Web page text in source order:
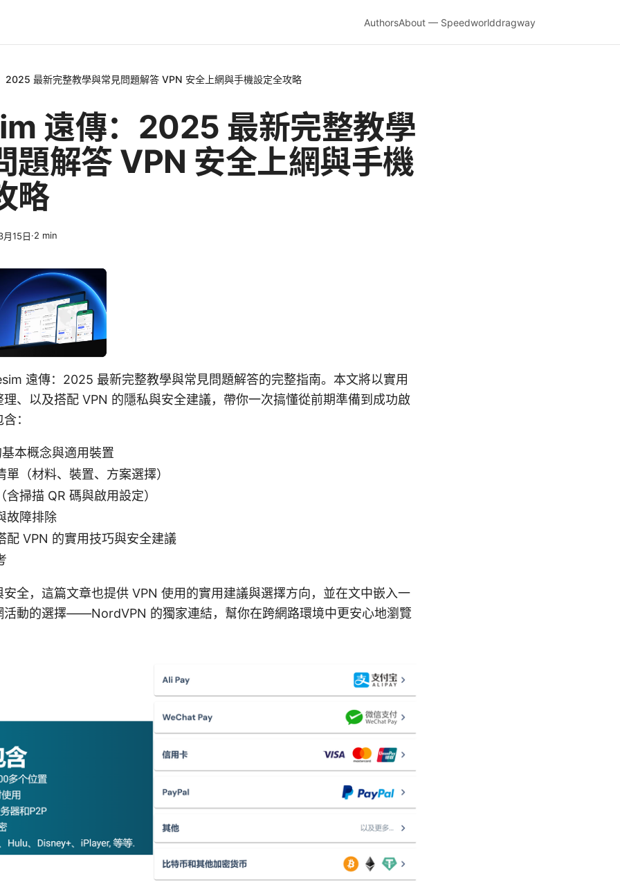
AuthorsAbout — Speedworlddragway
2025 最新完整教學與常見問題解答 VPN 安全上網與手機設定全攻略
遠傳：2025 最新完整教學
題解答 VPN 安全上網與手機
略
15日·2 min
遠傳：2025 最新完整教學與常見問題解答的完整指南。本文將以實用
、以及搭配 VPN 的隱私與安全建議，帶你一次搞懂從前期準備到成功啟
：
本概念與適用裝置
單（材料、裝置、方案選擇）
掃描 QR 碼與啟用設定）
故障排除
配 VPN 的實用技巧與安全建議
全，這篇文章也提供 VPN 使用的實用建議與選擇方向，並在文中嵌入一
活動的選擇——NordVPN 的獨家連結，幫你在跨網路環境中更安心地瀏覽